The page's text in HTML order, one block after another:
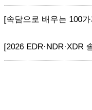
[속담으로 배우는 100
[2026 EDR·NDR·XDR